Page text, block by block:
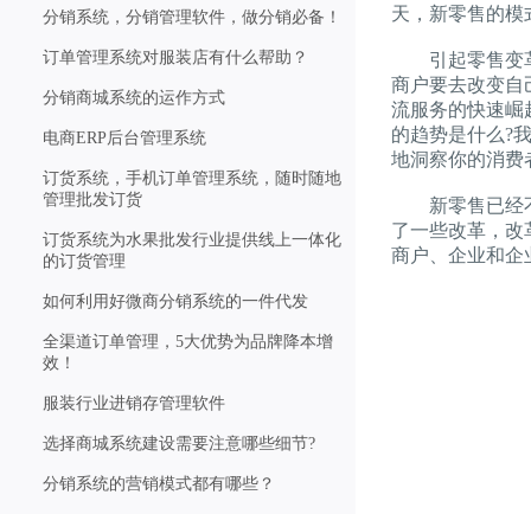
分销系统，分销管理软件，做分销必备！
订单管理系统对服装店有什么帮助？
分销商城系统的运作方式
电商ERP后台管理系统
订货系统，手机订单管理系统，随时随地
管理批发订货
订货系统为水果批发行业提供线上一体化
的订货管理
如何利用好微商分销系统的一件代发
全渠道订单管理，5大优势为品牌降本增
效！
服装行业进销存管理软件
选择商城系统建设需要注意哪些细节?
分销系统的营销模式都有哪些？
天，新零售的模
引起零售变革
商户要去改变自
流服务的快速崛
的趋势是什么?
地洞察你的消费
新零售已经不
了一些改革，改
商户、企业和企